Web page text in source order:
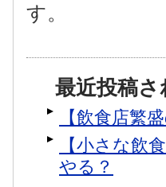
す。
最近投稿
【飲食店繁
【小さな飲
やる？